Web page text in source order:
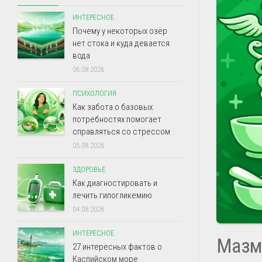
ИНТЕРЕСНОЕ
Почему у некоторых озёр
нет стока и куда девается
вода
06.08.2026
ПСИХОЛОГИЯ
Как забота о базовых
потребностях помогает
справляться со стрессом
05.08.2026
ЗДОРОВЬЕ
Как диагностировать и
лечить гипогликемию
04.08.2026
ИНТЕРЕСНОЕ
27 интересных фактов о
Каспийском море